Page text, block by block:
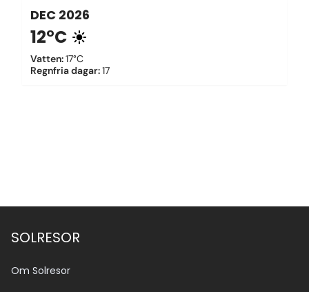
DEC 2026
12°C
Vatten:17°C
Regnfria dagar:17
SOLRESOR
Om Solresor